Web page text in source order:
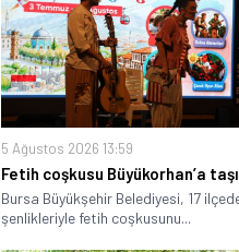
5 Ağustos 2026 13:59
Fetih coşkusu Büyükorhan’a
Bursa Büyükşehir Belediyesi, 17
şenlikleriyle fetih coşkusunu...